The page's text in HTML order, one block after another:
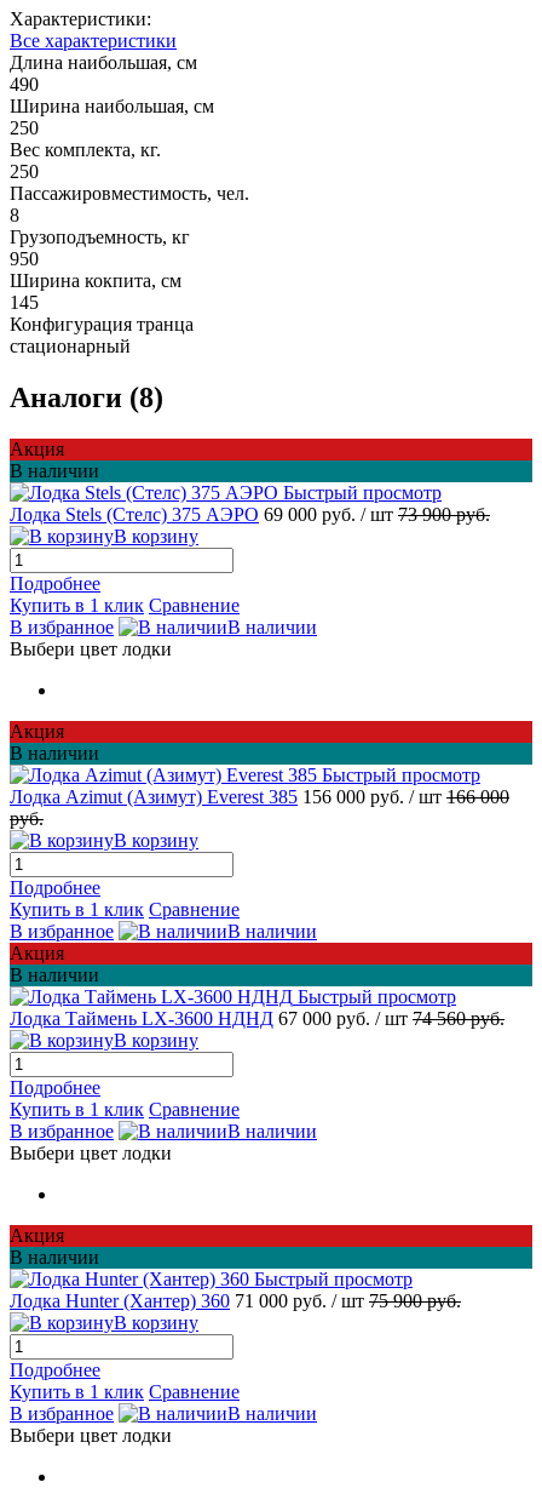
Характеристики:
Все характеристики
Длина наибольшая, см
490
Ширина наибольшая, см
250
Вес комплекта, кг.
250
Пассажировместимость, чел.
8
Грузоподъемность, кг
950
Ширина кокпита, см
145
Конфигурация транца
стационарный
Аналоги (8)
Акция
В наличии
Быстрый просмотр
Лодка Stels (Стелс) 375 АЭРО 69 000 руб. / шт 73 900 руб.
В корзину
Подробнее
Купить в 1 клик Сравнение
В избранное
В наличии
Выбери цвет лодки
Акция
В наличии
Быстрый просмотр
Лодка Azimut (Азимут) Everest 385 156 000 руб. / шт 166 000
руб.
В корзину
Подробнее
Купить в 1 клик Сравнение
В избранное
В наличии
Акция
В наличии
Быстрый просмотр
Лодка Таймень LX-3600 НДНД 67 000 руб. / шт 74 560 руб.
В корзину
Подробнее
Купить в 1 клик Сравнение
В избранное
В наличии
Выбери цвет лодки
Акция
В наличии
Быстрый просмотр
Лодка Hunter (Хантер) 360 71 000 руб. / шт 75 900 руб.
В корзину
Подробнее
Купить в 1 клик Сравнение
В избранное
В наличии
Выбери цвет лодки